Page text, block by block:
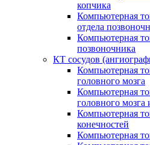
копчика
Компьютерная
отдела
Компьютерная
позвоночника
КТ сосудов
Компьютерная
головного мозга
Компьютерная
головного мозга
Компьютерная
конечностей
Компьютерная